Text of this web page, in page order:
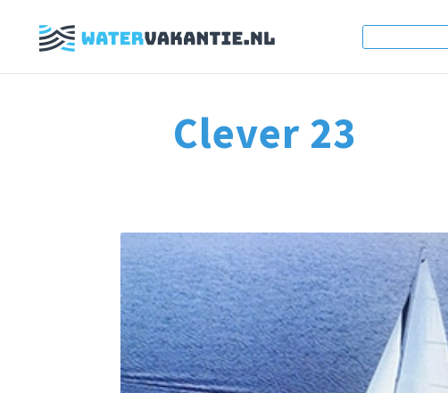
Clever 23